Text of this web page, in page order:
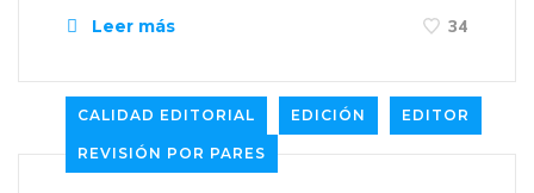
Leer más 34
CALIDAD EDITORIAL EDICIÓN EDITOR
REVISIÓN POR PARES